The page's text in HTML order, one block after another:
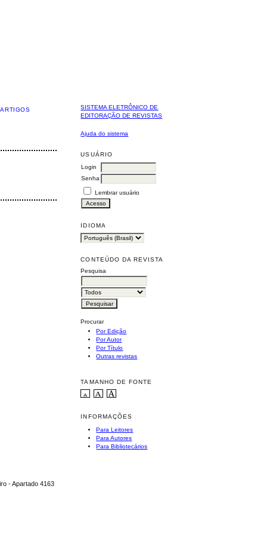
SISTEMA ELETRÔNICO DE
EDITORAÇÃO DE REVISTAS
Ajuda do sistema
USUÁRIO
Login
Senha
Lembrar usuário
IDIOMA
CONTEÚDO DA REVISTA
Pesquisa
Procurar
Por Edição
Por Autor
Por Título
Outras revistas
TAMANHO DE FONTE
INFORMAÇÕES
Para Leitores
Para Autores
Para Bibliotecários
- Apartado 4163